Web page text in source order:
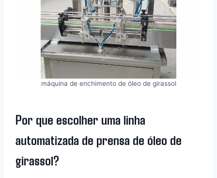
máquina de enchimento de óleo de girassol
Por que escolher uma linha
automatizada de prensa de óleo de
girassol?